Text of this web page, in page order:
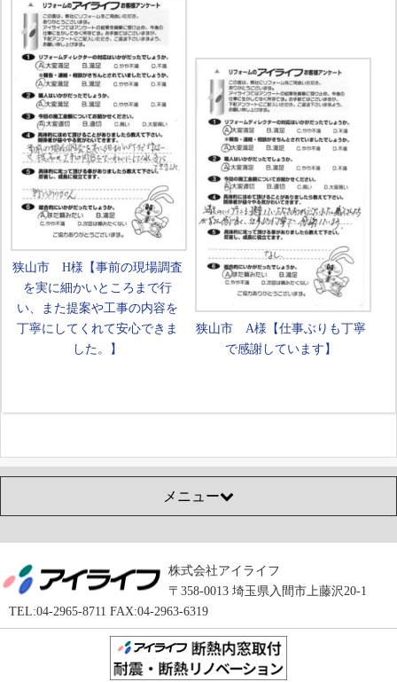
狭山市 H様【事前の現場調査
を実に細かいところまで行
い、また提案や工事の内容を
丁寧にしてくれて安心できま
した。】
狭山市 A様【仕事ぶりも丁寧
で感謝しています】
メニュー
株式会社アイライフ
〒358-0013 埼玉県入間市上藤沢20-1
TEL:04-2965-8711 FAX:04-2963-6319